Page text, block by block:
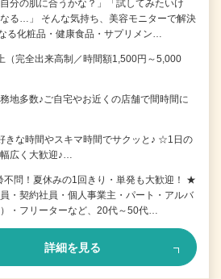
自分の肌に合うかな？」「試してみたいけ
る…」 そんな気持ち、美容モニターで解決
る化粧品・健康食品・サプリメン…
（完全出来高制／時間額1,500円～5,000
多数♪ご自宅やお近くの店舗で間時間に
きな時間やスキマ時間でサクッと♪ ☆1日の
広く大歓迎♪…
不問！夏休みの1回きり・単発も大歓迎！ ★
・契約社員・個人事業主・パート・アルバ
・フリーターなど、20代～50代…
詳細を見る